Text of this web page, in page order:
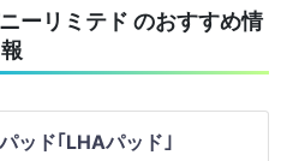
ーリミテド のおすすめ情
報
ッド｢LHAパッド｣